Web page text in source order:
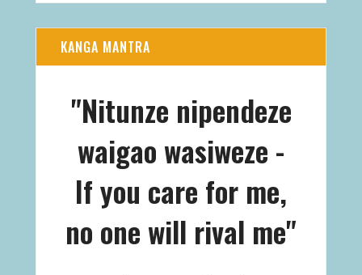
KANGA MANTRA
"Nitunze nipendeze
waigao wasiweze -
If you care for me,
no one will rival me"